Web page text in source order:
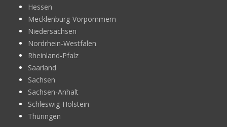
Hessen
Mecklenburg-Vorpommern
Niedersachsen
Nordrhein-Westfalen
Rheinland-Pfalz
Saarland
Sachsen
Sachsen-Anhalt
Schleswig-Holstein
Thüringen